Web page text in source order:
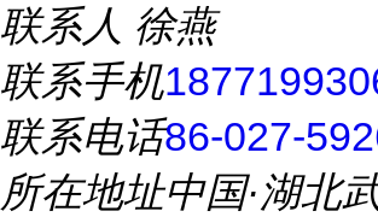
联系人 徐燕
联系手机
联系电话86-027-
所在地址中国·湖北